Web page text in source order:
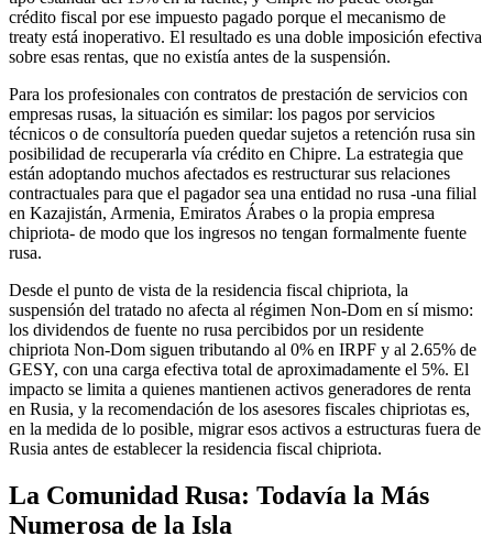
crédito fiscal por ese impuesto pagado porque el mecanismo de
treaty está inoperativo. El resultado es una doble imposición efectiva
sobre esas rentas, que no existía antes de la suspensión.
Para los profesionales con contratos de prestación de servicios con
empresas rusas, la situación es similar: los pagos por servicios
técnicos o de consultoría pueden quedar sujetos a retención rusa sin
posibilidad de recuperarla vía crédito en Chipre. La estrategia que
están adoptando muchos afectados es restructurar sus relaciones
contractuales para que el pagador sea una entidad no rusa -una filial
en Kazajistán, Armenia, Emiratos Árabes o la propia empresa
chipriota- de modo que los ingresos no tengan formalmente fuente
rusa.
Desde el punto de vista de la residencia fiscal chipriota, la
suspensión del tratado no afecta al régimen Non-Dom en sí mismo:
los dividendos de fuente no rusa percibidos por un residente
chipriota Non-Dom siguen tributando al 0% en IRPF y al 2.65% de
GESY, con una carga efectiva total de aproximadamente el 5%. El
impacto se limita a quienes mantienen activos generadores de renta
en Rusia, y la recomendación de los asesores fiscales chipriotas es,
en la medida de lo posible, migrar esos activos a estructuras fuera de
Rusia antes de establecer la residencia fiscal chipriota.
La Comunidad Rusa: Todavía la Más
Numerosa de la Isla